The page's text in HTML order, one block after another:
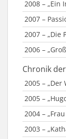
2008 – „Ein
2007 –
2007 – „Die
2006 –
Chronik
2005 – „Der
2005 –
2004 –
2003 –